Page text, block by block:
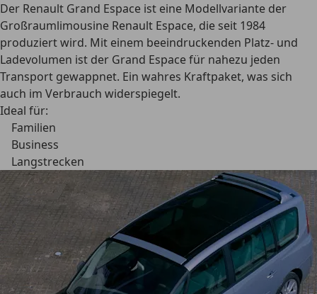
Der Renault Grand Espace ist eine Modellvariante der
Großraumlimousine Renault Espace, die seit 1984
produziert wird. Mit einem beeindruckenden Platz- und
Ladevolumen ist der Grand Espace für nahezu jeden
Transport gewappnet. Ein wahres Kraftpaket, was sich
auch im Verbrauch widerspiegelt.
Ideal für:
Familien
Business
Langstrecken